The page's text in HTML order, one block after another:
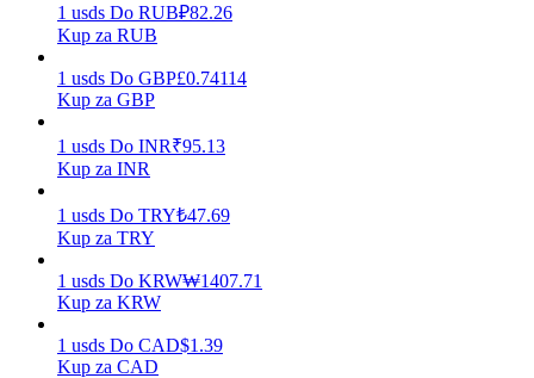
Mocna Świnka
Codziennie zdobywaj konkurencyjne nagrody
1 usds Do RUB₽82.26
Kup za RUB
1 usds Do GBP£0.74114
Kup za GBP
1 usds Do INR₹95.13
Kup za INR
1 usds Do TRY₺47.69
Kup za TRY
1 usds Do KRW₩1407.71
Kup za KRW
1 usds Do CAD$1.39
Kup za CAD